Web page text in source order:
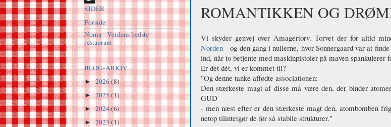
ROMANTIKKEN OG
Vi skyder genvej over Amagertorv. Torvet der for altid
Norden - og den gang i nullerne, hvor Sonnergaard var at
ind, når to betjente med maskinpistoler på maven spankulerer
Er det dét, vi er kommet til?
"Og denne tanke affødte associationen:
Den stærkeste magt af disse må være den, der binder
GUD
- men næst efter er den stærkeste magt den, atombomben
netop tilintetgør de før så stabile strukturer."
SIDER
Forside
Noma - Verdens bedste
restaurant
BLOG-ARKIV
►2026(8)
►2025(1)
► 2024(6)
►2023(1)